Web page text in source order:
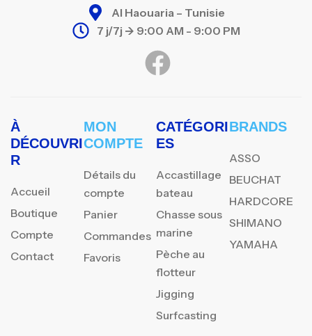
Al Haouaria – Tunisie
7 j/7j -> 9:00 AM - 9:00 PM
À
DÉCOUVRI
R
Accueil
Boutique
Compte
Contact
MON
COMPTE
Détails du
compte
Panier
Commandes
Favoris
CATÉGORI
ES
Accastillage
bateau
Chasse sous
marine
Pèche au
flotteur
Jigging
Surfcasting
BRANDS
ASSO
BEUCHAT
HARDCORE
SHIMANO
YAMAHA